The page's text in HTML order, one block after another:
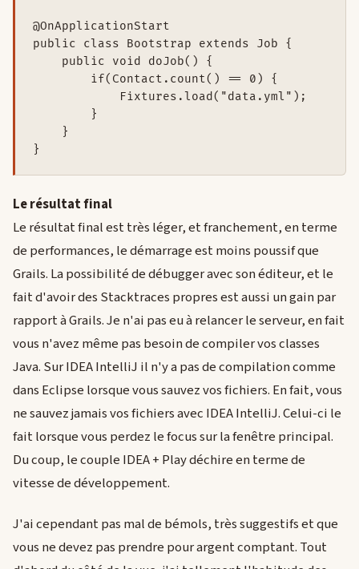
@OnApplicationStart
public class Bootstrap extends Job {
    public void doJob() {
        if(Contact.count() == 0) {
            Fixtures.load("data.yml");
        }
    }
Le résultat final
Le résultat final est très léger, et franchement, en terme
de performances, le démarrage est moins poussif que
Grails. La possibilité de débugger avec son éditeur, et le
fait d'avoir des Stacktraces propres est aussi un gain par
rapport à Grails. Je n'ai pas eu à relancer le serveur, en fait
vous n'avez même pas besoin de compiler vos classes
Java. Sur IDEA IntelliJ il n'y a pas de compilation comme
dans Eclipse lorsque vous sauvez vos fichiers. En fait, vous
ne sauvez jamais vos fichiers avec IDEA IntelliJ. Celui-ci le
fait lorsque vous perdez le focus sur la fenêtre principal.
Du coup, le couple IDEA + Play déchire en terme de
vitesse de développement.
J'ai cependant pas mal de bémols, très suggestifs et que
vous ne devez pas prendre pour argent comptant. Tout